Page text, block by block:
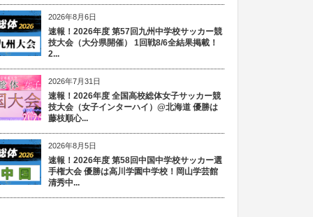
2026年8月6日
速報！2026年度 第57回九州中学校サッカー競
技大会（大分県開催） 1回戦8/6全結果掲載！
2...
2026年7月31日
速報！2026年度 全国高校総体女子サッカー競
技大会（女子インターハイ）@北海道 優勝は
藤枝順心...
2026年8月5日
速報！2026年度 第58回中国中学校サッカー選
手権大会 優勝は高川学園中学校！岡山学芸館
清秀中...